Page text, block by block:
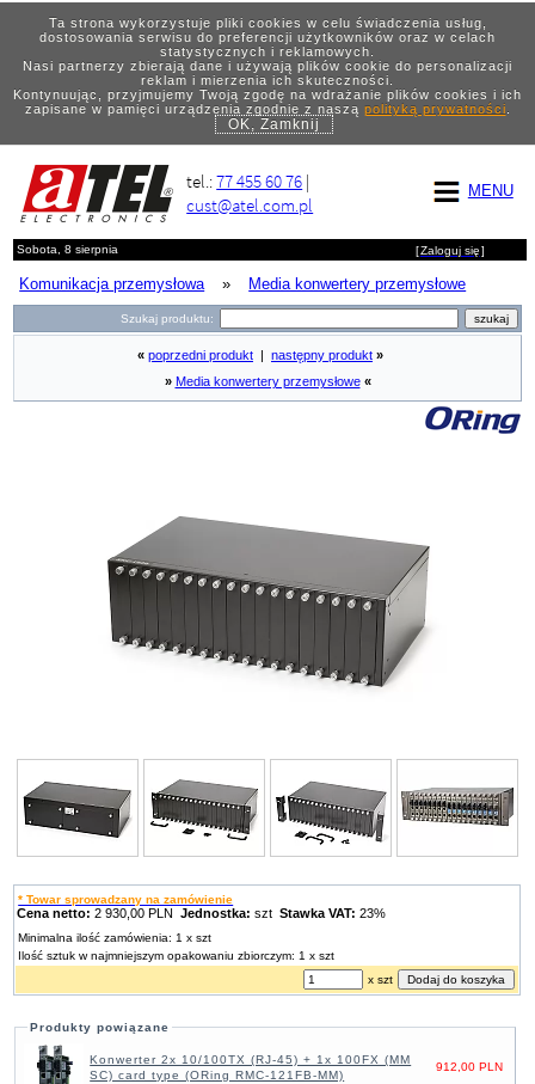
Ta strona wykorzystuje pliki cookies w celu świadczenia usług,
dostosowania serwisu do preferencji użytkowników oraz w celach
statystycznych i reklamowych.
Nasi partnerzy zbierają dane i używają plików cookie do personalizacji
reklam i mierzenia ich skuteczności.
Kontynuując, przyjmujemy Twoją zgodę na wdrażanie plików cookies i ich
zapisane w pamięci urządzenia zgodnie z naszą polityką prywatności.
OK, Zamknij
MENU
tel.:77 455 60 76 |
cust@atel.com.pl
Sobota, 8 sierpnia [Zaloguj się]
Komunikacja przemysłowa » Media konwertery przemysłowe
Szukaj produktu:
« poprzedni produkt następny produkt »
» Media konwertery przemysłowe «
* Towar sprowadzany na zamówienie
Cena netto: 2 930,00 PLNJednostka: sztStawka VAT: 23%
Minimalna ilość zamówienia: 1 x szt
Ilość sztuk w najmniejszym opakowaniu zbiorczym: 1 x szt
x szt
Produkty powiązane
912,00 PLN
Konwerter 2x 10/100TX (RJ-45) + 1x 100FX (MM
SC) card type (ORing RMC-121FB-MM)